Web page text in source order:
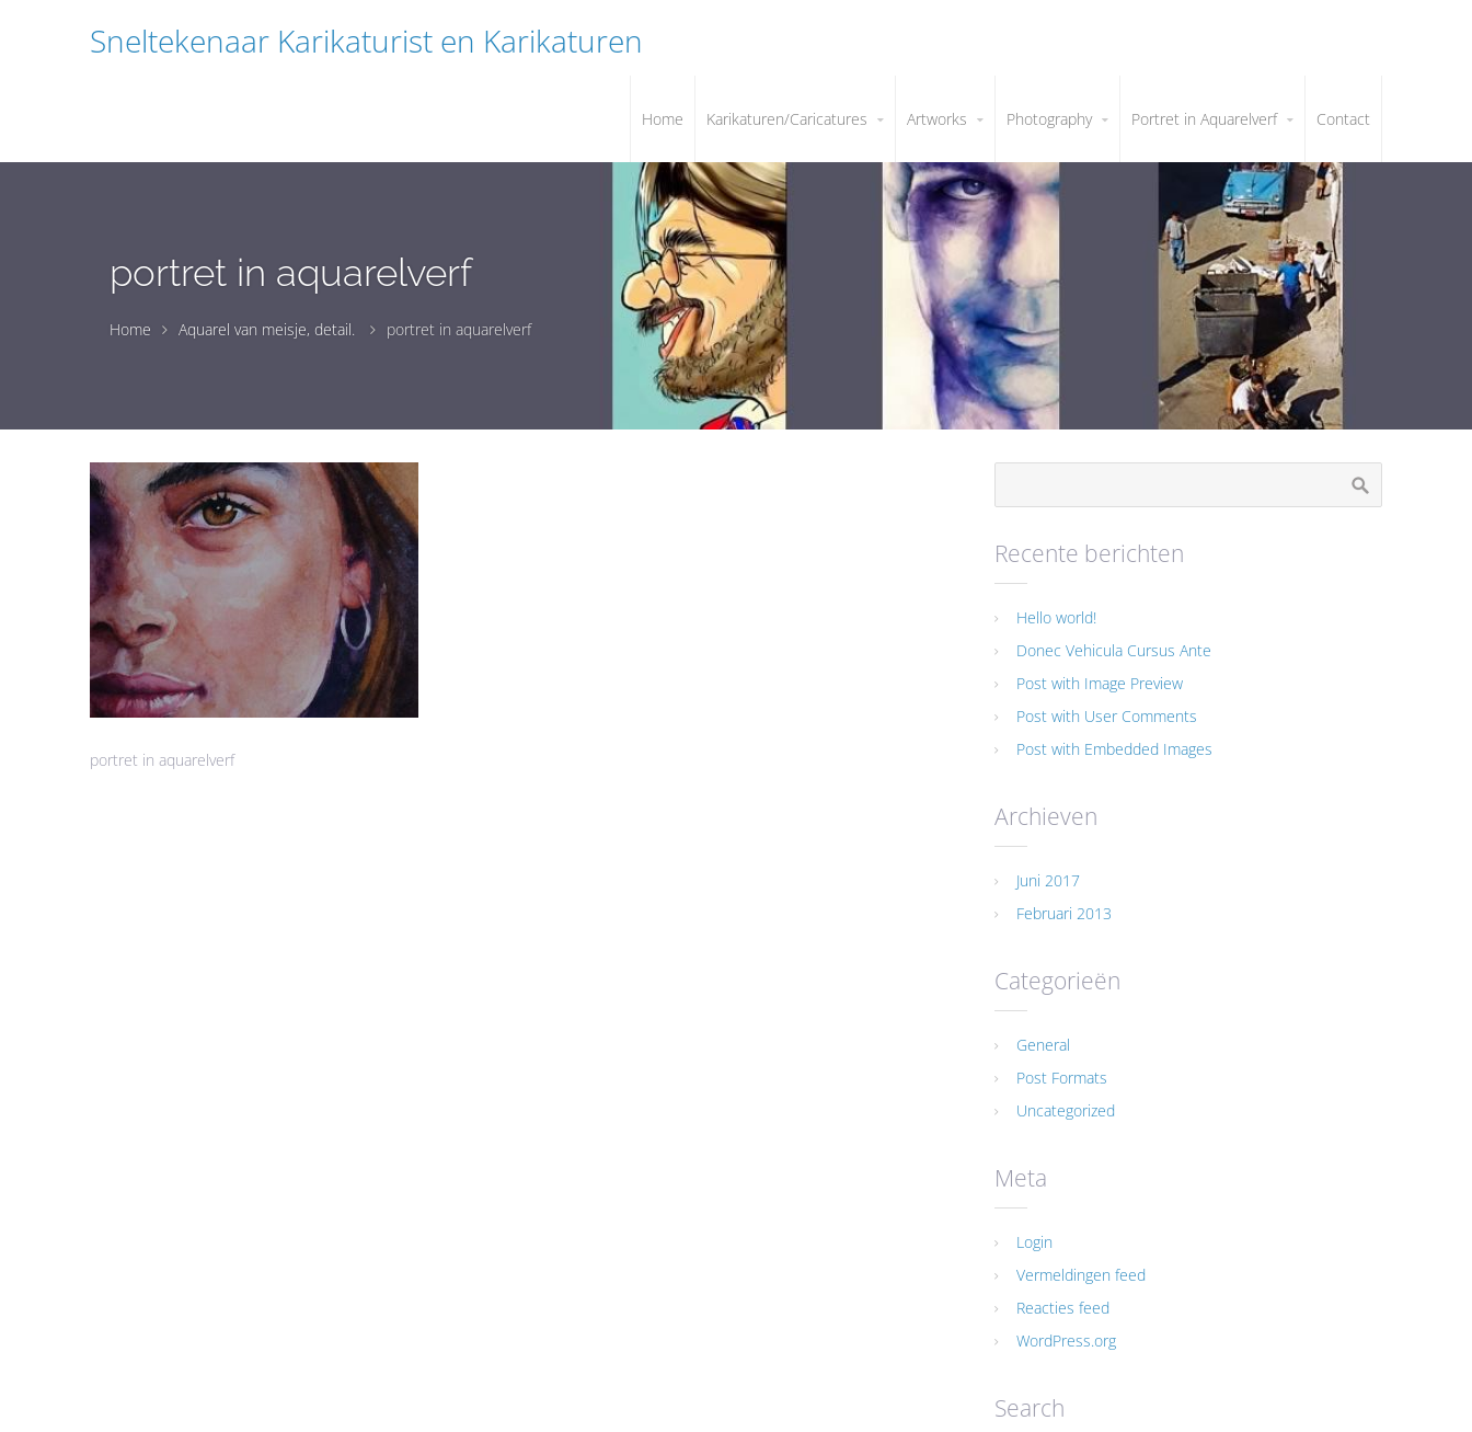
Sneltekenaar Karikaturist en Karikaturen
Home Karikaturen/Caricatures Artworks Photography Portret in Aquarelverf Contact
portret in aquarelverf
Home Aquarel van meisje, detail. portret in aquarelverf
portret in aquarelverf
Recente berichten
Hello world!
Donec Vehicula Cursus Ante
Post with Image Preview
Post with User Comments
Post with Embedded Images
Archieven
Juni 2017
Februari 2013
Categorieën
General
Post Formats
Uncategorized
Meta
Login
Vermeldingen feed
Reacties feed
WordPress.org
Search